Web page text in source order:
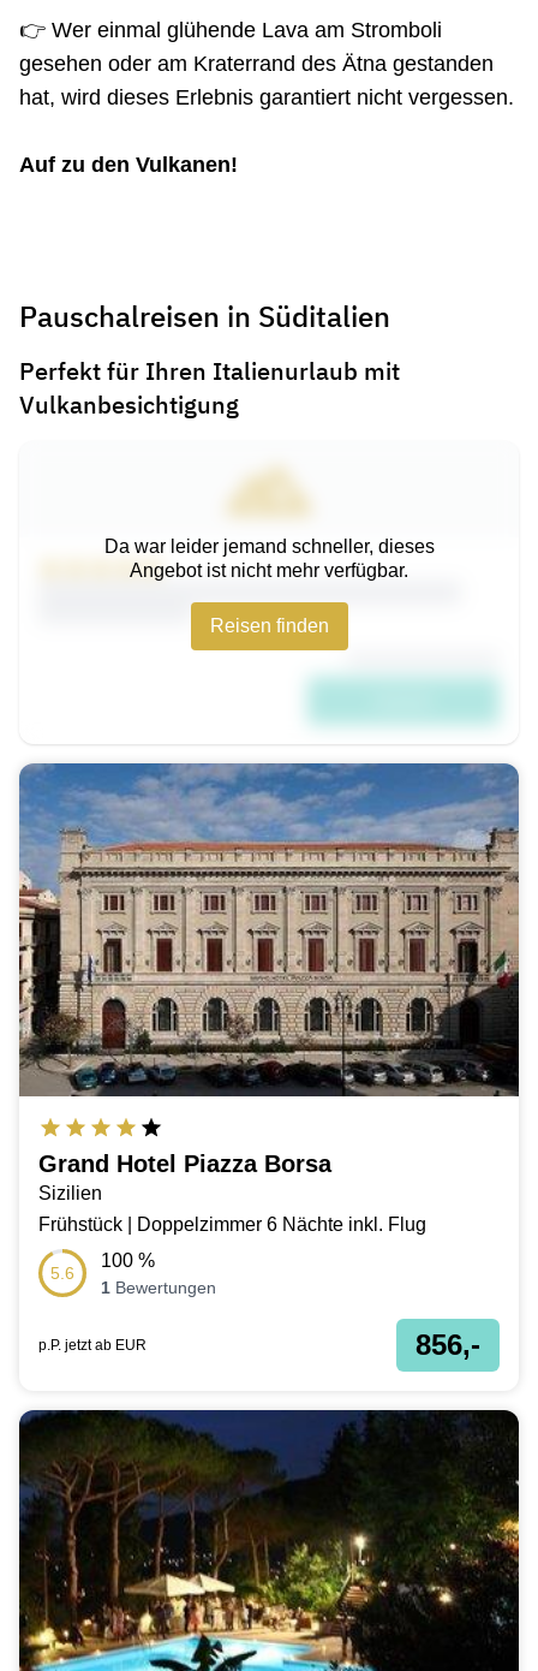
👉 Wer einmal glühende Lava am Stromboli
gesehen oder am Kraterrand des Ätna gestanden
hat, wird dieses Erlebnis garantiert nicht vergessen.
Auf zu den Vulkanen!
Pauschalreisen in Süditalien
Perfekt für Ihren Italienurlaub mit
Vulkanbesichtigung
Da war leider jemand schneller, dieses
Angebot ist nicht mehr verfügbar.
Reisen finden
Grand Hotel Piazza Borsa
Sizilien
Frühstück | Doppelzimmer 6 Nächte inkl. Flug
5.6
100 %
1 Bewertungen
p.P. jetzt ab EUR 856,-